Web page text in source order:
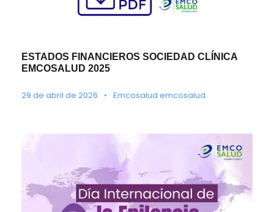
ESTADOS FINANCIEROS SOCIEDAD CLÍNICA
EMCOSALUD 2025
29 de abril de 2026 • Emcosalud emcosalud